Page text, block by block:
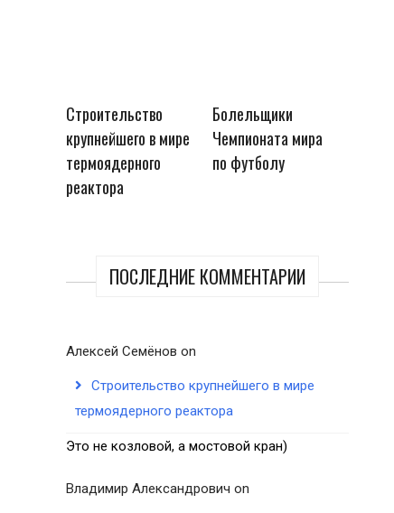
Строительство
крупнейшего в мире
термоядерного
реактора
Болельщики
Чемпионата мира
по футболу
ПОСЛЕДНИЕ КОММЕНТАРИИ
Алексей Семёнов on
Строительство крупнейшего в мире
термоядерного реактора
Это не козловой, а мостовой кран)
Владимир Александрович on